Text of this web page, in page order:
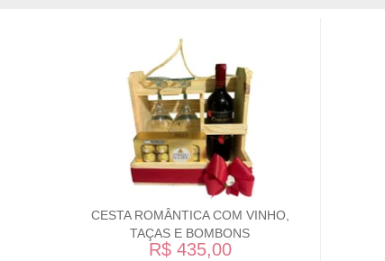
CESTA ROMÂNTICA COM VINHO,
TAÇAS E BOMBONS
R$ 435,00